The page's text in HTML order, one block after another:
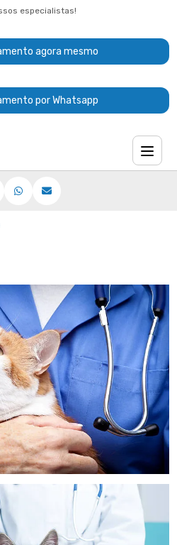
especialistas!
agora mesmo
por Whatsapp